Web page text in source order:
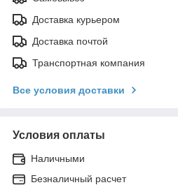
Доставка курьером
Доставка почтой
Транспортная компания
Все условия доставки
Условия оплаты
Наличными
Безналичный расчет